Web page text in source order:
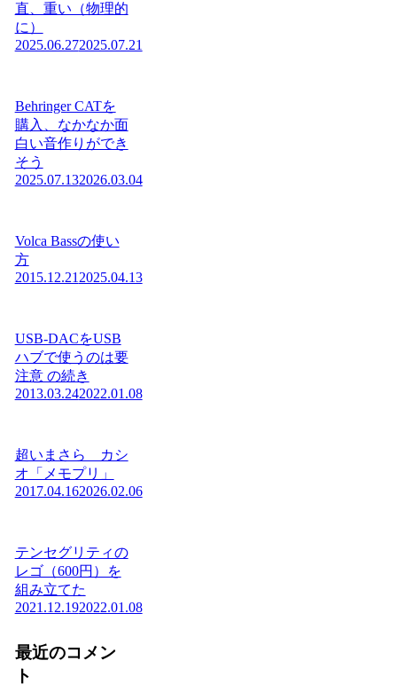
直、重い（物理的
に）
2025.06.272025.07.21
Behringer CATを
購入、なかなか面
白い音作りができ
そう
2025.07.132026.03.04
Volca Bassの使い
方
2015.12.212025.04.13
USB-DACをUSB
ハブで使うのは要
注意 の続き
2013.03.242022.01.08
超いまさら カシ
オ「メモプリ」
2017.04.162026.02.06
テンセグリティの
レゴ（600円）を
組み立てた
2021.12.192022.01.08
最近のコメン
ト